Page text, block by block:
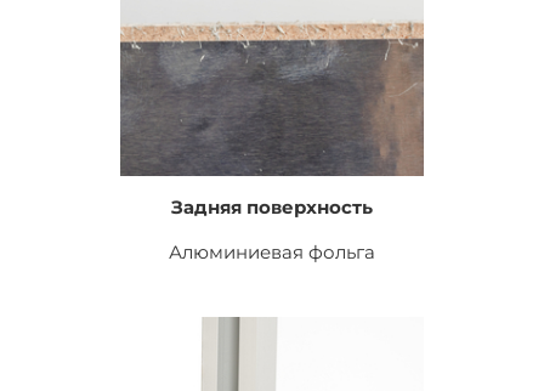
Задняя поверхность
Алюминиевая фольга